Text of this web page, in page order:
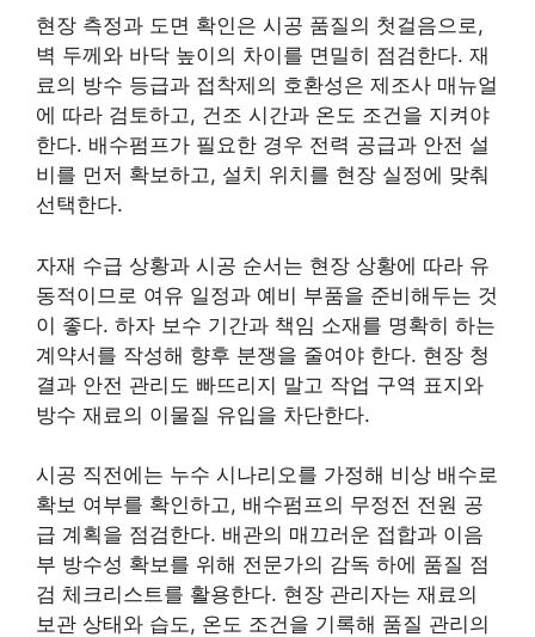
현장 측정과 도면 확인은 시공 품질의 첫걸음으로,
벽 두께와 바닥 높이의 차이를 면밀히 점검한다. 재
료의 방수 등급과 접착제의 호환성은 제조사 매뉴얼
에 따라 검토하고, 건조 시간과 온도 조건을 지켜야
한다. 배수펌프가 필요한 경우 전력 공급과 안전 설
비를 먼저 확보하고, 설치 위치를 현장 실정에 맞춰
선택한다.
자재 수급 상황과 시공 순서는 현장 상황에 따라 유
동적이므로 여유 일정과 예비 부품을 준비해두는 것
이 좋다. 하자 보수 기간과 책임 소재를 명확히 하는
계약서를 작성해 향후 분쟁을 줄여야 한다. 현장 청
결과 안전 관리도 빠뜨리지 말고 작업 구역 표지와
방수 재료의 이물질 유입을 차단한다.
시공 직전에는 누수 시나리오를 가정해 비상 배수로
확보 여부를 확인하고, 배수펌프의 무정전 전원 공
급 계획을 점검한다. 배관의 매끄러운 접합과 이음
부 방수성 확보를 위해 전문가의 감독 하에 품질 점
검 체크리스트를 활용한다. 현장 관리자는 재료의
보관 상태와 습도, 온도 조건을 기록해 품질 관리의